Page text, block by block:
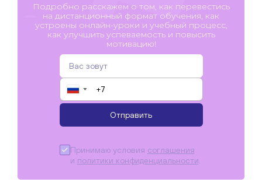
Подробно расскажем о том, как перевестись
на дистанционный формат обучения, как
устроены онлайн-уроки и учебный процесс,
как улучшить успеваемость и повысить
мотивацию!
▼
Отправить
Принимаю условия соглашения
и политики конфиденциальности